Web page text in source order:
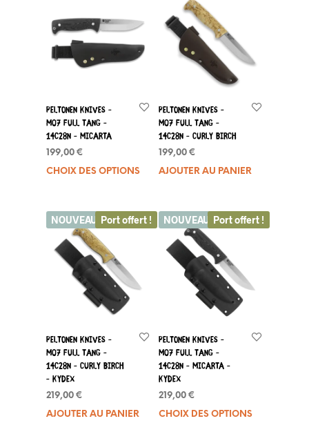
Peltonen Knives –
M07 FULL TANG –
14C28N – Micarta
199,00€
CHOIX DES OPTIONS
Ce
plusieurs
variations.
options
peuvent
page
du
produit
Peltonen Knives –
M07 FULL TANG –
14C28N – Curly Birch
199,00€
AJOUTER AU PANIER
NOUVEAU Port offert !
Peltonen Knives –
M07 FULL TANG –
14C28N – Curly Birch
– Kydex
219,00€
AJOUTER AU PANIER
NOUVEAU Port offert !
Peltonen Knives –
M07 FULL TANG –
14C28N – Micarta –
Kydex
219,00€
CHOIX DES OPTIONS